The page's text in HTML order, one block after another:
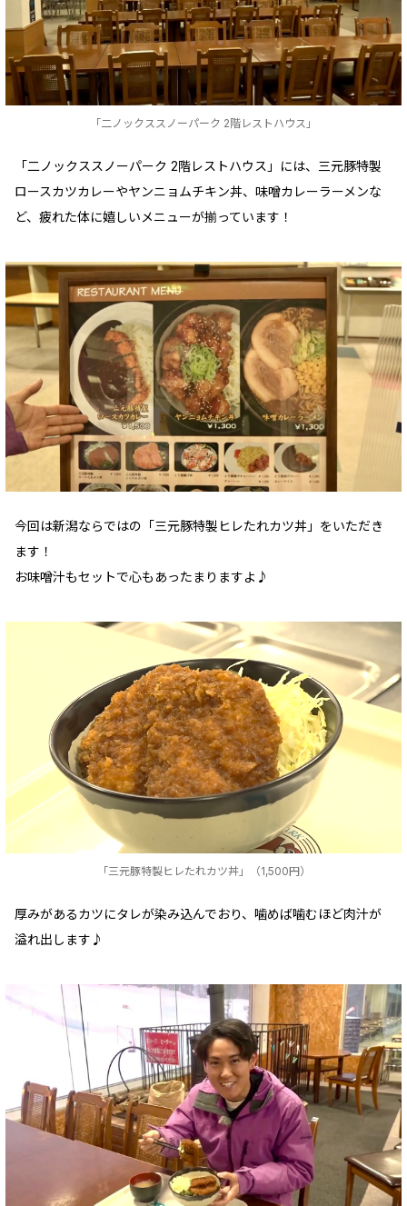
「二ノックススノーパーク 2階レストハウス」
「二ノックススノーパーク 2階レストハウス」には、三元豚特製
ロースカツカレーやヤンニョムチキン丼、味噌カレーラーメンな
ど、疲れた体に嬉しいメニューが揃っています！
今回は新潟ならではの「三元豚特製ヒレたれカツ丼」をいただき
ます！
お味噌汁もセットで心もあったまりますよ♪
「三元豚特製ヒレたれカツ丼」（1,500円）
厚みがあるカツにタレが染み込んでおり、噛めば噛むほど肉汁が
溢れ出します♪